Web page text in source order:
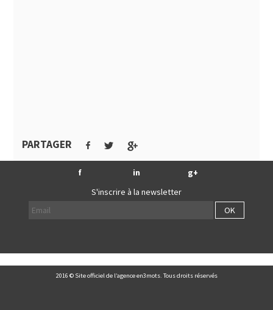
PARTAGER
f in
g+
S'inscrire à la newsletter
OK
2016 © Site officiel de l’agence en3mots. Tous droits réservés